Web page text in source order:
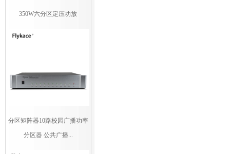
350W六分区定压功放
分区矩阵器10路校园广播功率
分区器 公共广播...